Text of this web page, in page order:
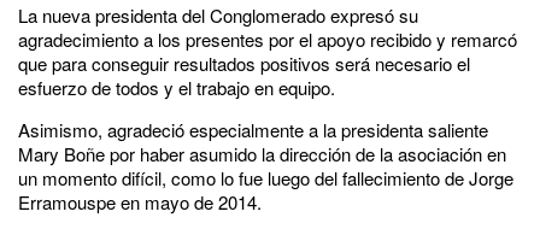
La nueva presidenta del Conglomerado expresó su
agradecimiento a los presentes por el apoyo recibido y remarcó
que para conseguir resultados positivos será necesario el
esfuerzo de todos y el trabajo en equipo.
Asimismo, agradeció especialmente a la presidenta saliente
Mary Boñe por haber asumido la dirección de la asociación en
un momento difícil, como lo fue luego del fallecimiento de Jorge
Erramouspe en mayo de 2014.